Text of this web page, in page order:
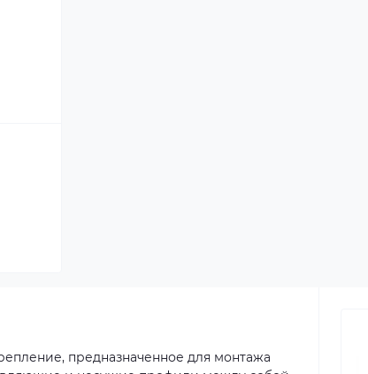
предназначенное для монтажа